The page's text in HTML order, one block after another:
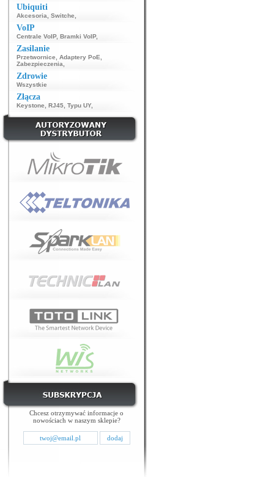
Ubiquiti
Akcesoria Switche
VoIP
Centrale VoIP, Bramki VoIP,
Zasilanie
Przetwornice Adaptery PoE
Zabezpieczenia
Zdrowie
Wszystkie
Złącza
Keystone RJ45 Typu UY,
Chcesz otrzymywać informacje o
nowościach w naszym sklepie?